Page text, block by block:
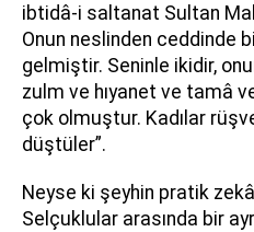
ibtidâ-i saltanat Sultan
Onun neslinden ceddinde
gelmiştir. Seninle ikidir,
zulm ve hıyanet ve tamâ
çok olmuştur. Kadılar
düştüler”.
Neyse ki şeyhin pratik
Selçuklular arasında bir